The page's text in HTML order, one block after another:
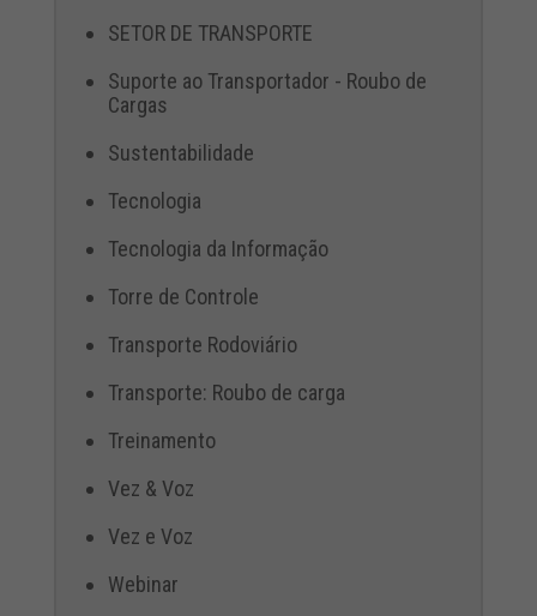
SETOR DE TRANSPORTE
Suporte ao Transportador - Roubo de
Cargas
Sustentabilidade
Tecnologia
Tecnologia da Informação
Torre de Controle
Transporte Rodoviário
Transporte: Roubo de carga
Treinamento
Vez & Voz
Vez e Voz
Webinar